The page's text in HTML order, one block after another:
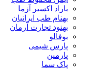
باراد اکسیر آزما
بهنام طب ایرانیان
بهنود تجارت آرمان
بوفالو
پارس شیمی
پارمین
پاک سما